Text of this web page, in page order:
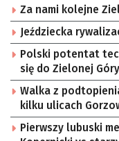
Za nami kolejne
Jeździecka
Polski potentat
się do Zielonej Góry
Walka z
kilku ulicach
Pierwszy lubuski